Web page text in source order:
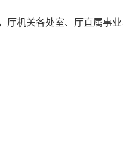
厅机关各处室、厅直属事